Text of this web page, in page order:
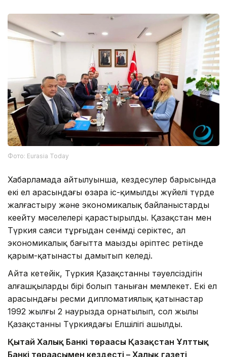
Фото: Eurasia Today
Хабарламада айтылуынша, кездесулер барысында
екі ел арасындағы өзара іс-қимылды жүйелі түрде
жалғастыру және экономикалық байланыстарды
кеңейту мәселелері қарастырылды. Қазақстан мен
Түркия саяси тұрғыдан сенімді серіктес, ал
экономикалық бағытта маңызды әріптес ретінде
қарым-қатынасты дамытып келеді.
Айта кетейік, Түркия Қазақстанның тәуелсіздігін
алғашқылардың бірі болып таныған мемлекет. Екі ел
арасындағы ресми дипломатиялық қатынастар
1992 жылғы 2 наурызда орнатылып, сол жылы
Қазақстанның Түркиядағы Елшілігі ашылды.
Қытай Халық Банкі төрағасы Қазақстан Ұлттық
Банкі төрағасымен кездесті – Халық газеті